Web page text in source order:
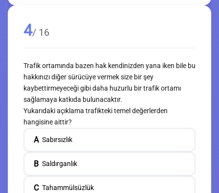
4/ 16
Trafik ortamında bazen hak kendinizden yana iken bile bu
hakkınızı diğer sürücüye vermek size bir şey
kaybettirmeyeceği gibi daha huzurlu bir trafik ortamı
sağlamaya katkıda bulunacaktır.
Yukarıdaki açıklama trafikteki temel değerlerden
hangisine aittir?
A Sabırsızlık
B Saldırganlık
C Tahammülsüzlük